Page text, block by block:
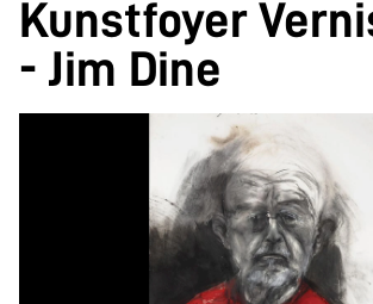
Kunstfoyer
- Jim Dine